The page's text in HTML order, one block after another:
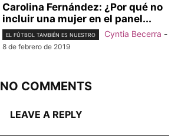
Carolina Fernández: ¿Por qué no
incluir una mujer en el panel...
EL FÚTBOL TAMBIÉN ES NUESTRO Cyntia Becerra -
8 de febrero de 2019
NO COMMENTS
LEAVE A REPLY